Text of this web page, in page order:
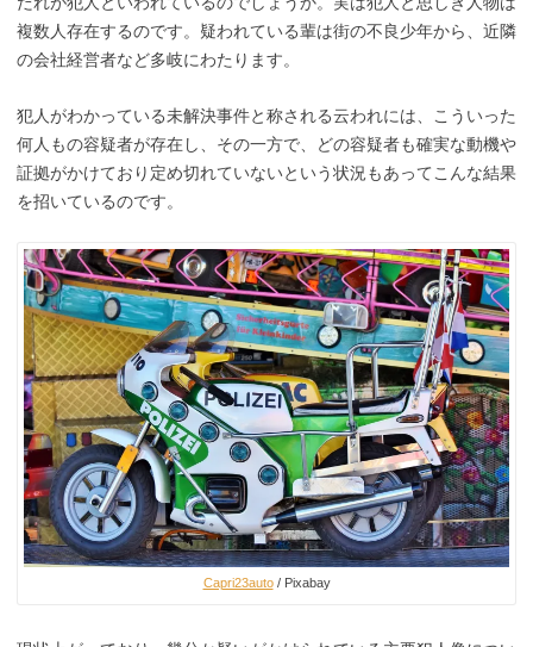
複数人存在するのです。疑われている輩は街の不良少年から、近隣
の会社経営者など多岐にわたります。
犯人がわかっている未解決事件と称される云われには、こういった
何人もの容疑者が存在し、その一方で、どの容疑者も確実な動機や
証拠がかけており定め切れていないという状況もあってこんな結果
を招いているのです。
Capri23auto/ Pixabay